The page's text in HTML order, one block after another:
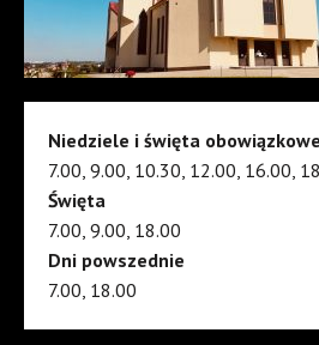
Niedziele i święta obowiązkowe
7.00, 9.00, 10.30, 12.00, 16.00,
Święta
7.00, 9.00, 18.00
Dni powszednie
7.00, 18.00